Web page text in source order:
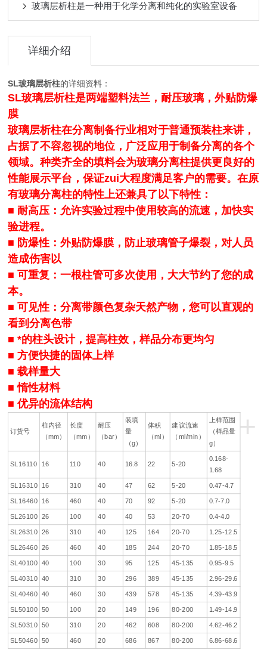
玻璃层析柱是一种用于化学分离和纯化的实验室设备
详细介绍
SL玻璃层析柱的详细资料：
SL玻璃层析柱是两端塑料法兰，耐压玻璃，外贴防爆
膜
玻璃层析柱在分离制备行业相对于普通预装柱来讲，
占据了不容忽视的地位，广泛应用于制备分离的各个
领域。种类齐全的填料会为玻璃分离柱提供更良好的
性能展示平台，保证zui大程度满足客户的需要。在原
有玻璃分离柱的特性上还兼具了以下特性：
■ 耐高压：允许实验过程中使用较高的流速，加快实
验进程。
■ 防爆性：外贴防爆膜，防止玻璃管子爆裂，对人员
造成伤害以
■ 可重复：一根柱管可多次使用，大大节约了您的成
本。
■ 可见性：分离带颜色复杂天然产物，您可以直观的
看到分离色带
■ *的柱头设计，提高柱效，样品分布更均匀
■ 方便快捷的固体上样
■ 载样量大
■ 惰性材料
■ 优异的流体结构
+
订货号
柱内径
（mm）
长度
（mm）
耐压
（bar）
装填
量
（g）
体积
（ml）
建议流速
（ml/min）
上样范围
（样品量
g）
SL16110 16 110 40 16.8 22 5-20
0.168-
1.68
SL16310 16 310 40 47 62 5-20
0.47-4.7
SL16460
16 460 40 70 92 5-20 0.7-7.0
SL26100 26 100 40 40 53 20-70
0.4-4.0
SL26310 26 310 40 125 164 20-70 1.25-12.5
SL26460 26 460 40 185 244 20-70
1.85-18.5
SL40100 40 100 30 95 125 45-135 0.95-9.5
SL40310 40 310 30 296 389 45-135 2.96-29.6
SL40460 40 460 30 439 578 45-135 4.39-43.9
SL50100 50 100 20 149 196 80-200 1.49-14.9
SL50310 50 310 20 462 608 80-200
4.62-46.2
SL50460 50 460 20 686 867 80-200 6.86-68.6